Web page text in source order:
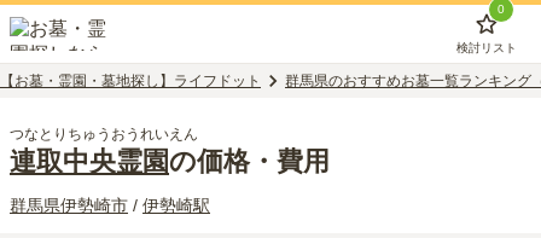
0
検討リスト
【お墓・霊園・墓地探し】ライフドット 群馬県のおすすめお墓一覧ランキング
つなとりちゅうおうれいえん
連取中央霊園の価格・費用
群馬県伊勢崎市 / 伊勢崎駅